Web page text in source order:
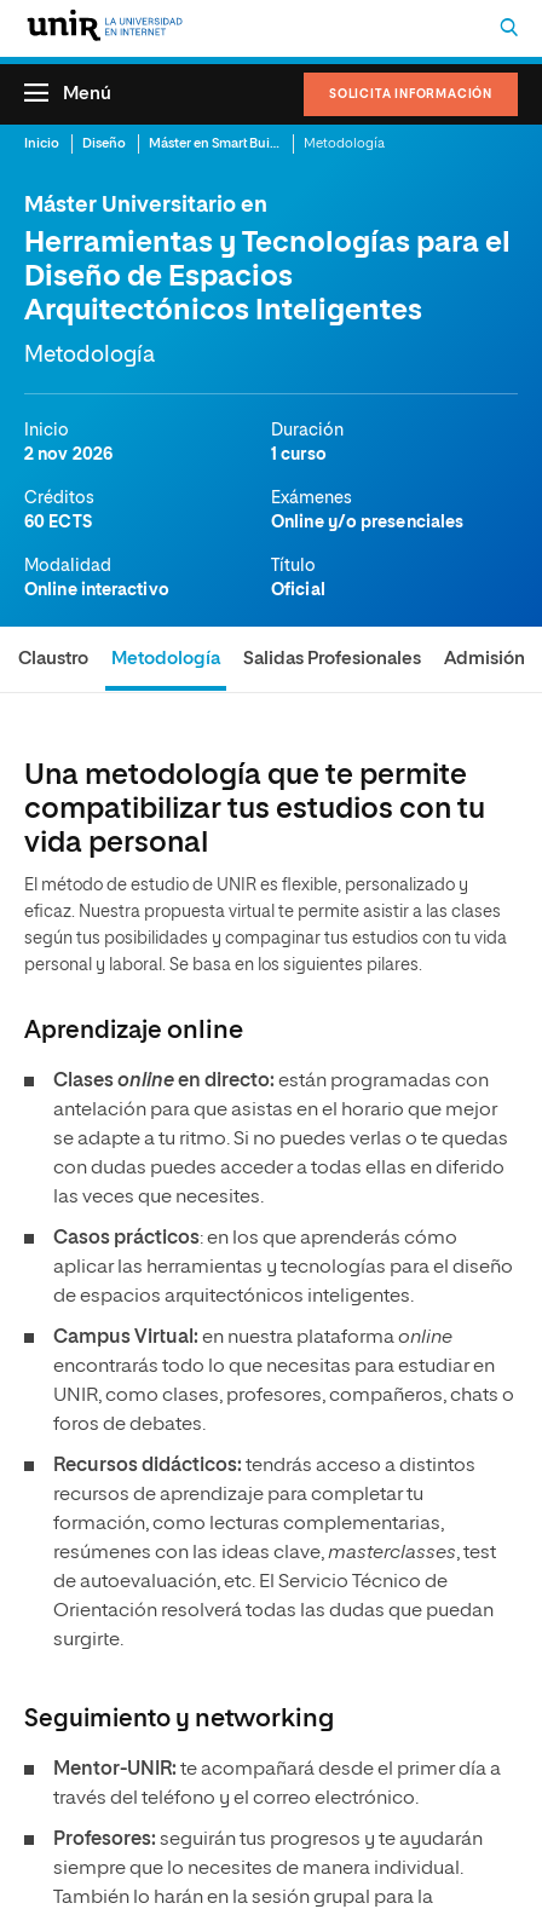
SOLICITA INFORMACIÓN
Menú
Inicio Diseño Máster en Smart Building Metodología
Máster Universitario en
Herramientas y Tecnologías para el
Diseño de Espacios
Arquitectónicos Inteligentes
Metodología
Inicio
2 nov 2026
Duración
1 curso
Créditos
60 ECTS
Exámenes
Online y/o presenciales
Modalidad
Online interactivo
Título
Oficial
Claustro Metodología Salidas Profesionales Admisión
Una metodología que te permite
compatibilizar tus estudios con tu
vida personal
El método de estudio de UNIR es flexible, personalizado y
eficaz. Nuestra propuesta virtual te permite asistir a las clases
según tus posibilidades y compaginar tus estudios con tu vida
personal y laboral. Se basa en los siguientes pilares.
Aprendizaje online
Clasesonlineen directo: están programadas con
antelación para que asistas en el horario que mejor
se adapte a tu ritmo. Si no puedes verlas o te quedas
con dudas puedes acceder a todas ellas en diferido
las veces que necesites.
Casos prácticos: en los que aprenderás cómo
aplicar las herramientas y tecnologías para el diseño
de espacios arquitectónicos inteligentes.
Campus Virtual: en nuestra plataformaonline
encontrarás todo lo que necesitas para estudiar en
UNIR, como clases, profesores, compañeros, chats o
foros de debates.
Recursos didácticos: tendrás acceso a distintos
recursos de aprendizaje para completar tu
formación, como lecturas complementarias,
resúmenes con las ideas clave,masterclasses, test
de autoevaluación, etc. El Servicio Técnico de
Orientación resolverá todas las dudas que puedan
surgirte.
Seguimiento y networking
Mentor-UNIR: te acompañará desde el primer día a
través del teléfono y el correo electrónico.
Profesores: seguirán tus progresos y te ayudarán
siempre que lo necesites de manera individual.
También lo harán en la sesión grupal para la